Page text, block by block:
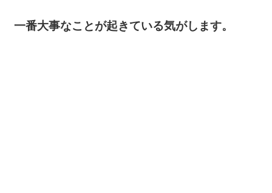
一番大事なことが起きている気がします。